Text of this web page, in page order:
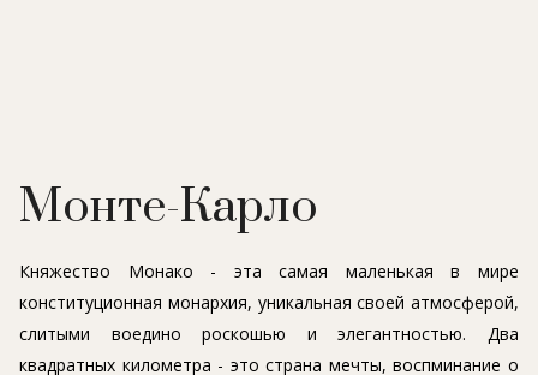
Монте-Карло
Княжество Монако - эта самая маленькая в мире
конституционная монархия, уникальная своей атмосферой,
слитыми воедино роскошью и элегантностью. Два
квадратных километра - это страна мечты, воспминание о